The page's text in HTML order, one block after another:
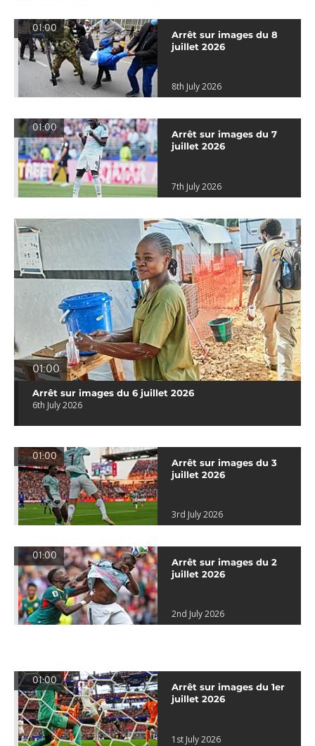
01:00
Arrêt sur images du 8
juillet 2026
8th July 2026
01:00
Arrêt sur images du 7
juillet 2026
7th July 2026
01:00
Arrêt sur images du 6 juillet 2026
6th July 2026
01:00
Arrêt sur images du 3
juillet 2026
3rd July 2026
01:00
Arrêt sur images du 2
juillet 2026
2nd July 2026
01:00
Arrêt sur images du 1er
juillet 2026
1st July 2026